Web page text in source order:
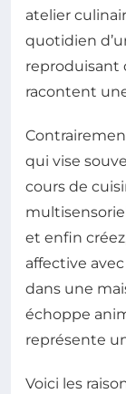
atelier
quotidien
reproduisant
racontent
qui vise
cours de
et enfin
affective
dans une
échoppe
représente
Voici les